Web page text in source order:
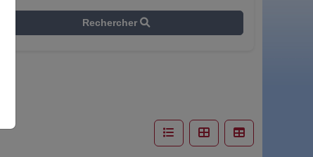
Rechercher